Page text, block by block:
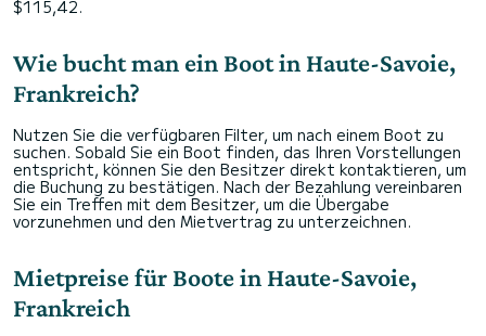
$115,42.
Wie bucht man ein Boot in Haute-Savoie,
Frankreich?
Nutzen Sie die verfügbaren Filter, um nach einem Boot zu
suchen. Sobald Sie ein Boot finden, das Ihren Vorstellungen
entspricht, können Sie den Besitzer direkt kontaktieren, um
die Buchung zu bestätigen. Nach der Bezahlung vereinbaren
Sie ein Treffen mit dem Besitzer, um die Übergabe
vorzunehmen und den Mietvertrag zu unterzeichnen.
Mietpreise für Boote in Haute-Savoie,
Frankreich